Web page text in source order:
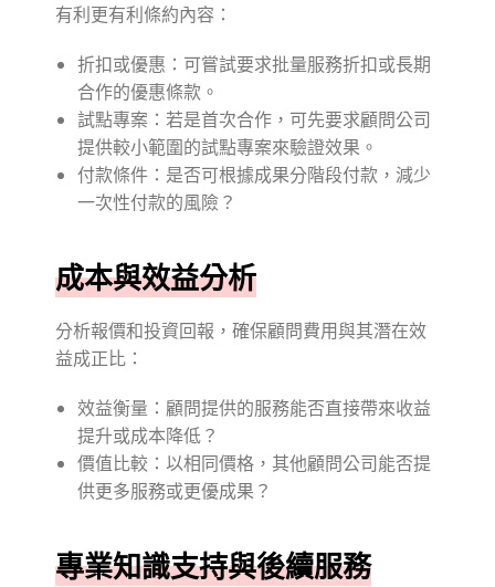
有利更有利條約內容：
折扣或優惠：可嘗試要求批量服務折扣或長期
合作的優惠條款。
試點專案：若是首次合作，可先要求顧問公司
提供較小範圍的試點專案來驗證效果。
付款條件：是否可根據成果分階段付款，減少
一次性付款的風險？
成本與效益分析
分析報價和投資回報，確保顧問費用與其潛在效
益成正比：
效益衡量：顧問提供的服務能否直接帶來收益
提升或成本降低？
價值比較：以相同價格，其他顧問公司能否提
供更多服務或更優成果？
專業知識支持與後續服務